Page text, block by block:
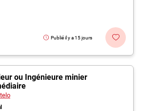
Publié il y a 15 jours
ou Ingénieure minier